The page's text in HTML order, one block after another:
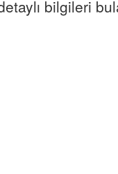
bilgileri